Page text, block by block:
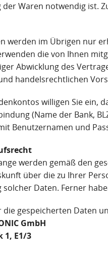
der Waren notwendig ist.
werden im Übrigen nur
die von Ihnen
Abwicklung des
handelsrechtlichen
willigen Sie ein,
(Name der Bank,
Benutzernamen und
werden gemäß den
über die zu Ihrer
Daten. Ferner
gespeicherten Daten
GmbH
1, E1/3